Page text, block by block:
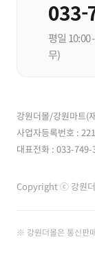
033-
평일 10:00
무)
강원더몰/강원마트(
사업자등록번호 :
대표전화 : 033-749-
Copyright ⓒ 강원더
※ 강원더몰은 통신판